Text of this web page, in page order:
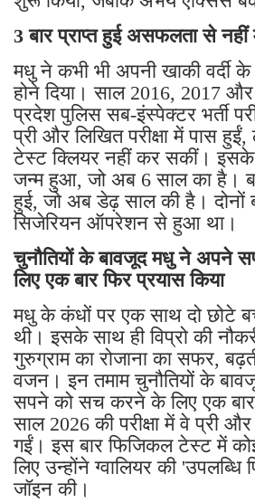
3 बार प्राप्त हुई असफलता से नहीं
मधु ने कभी भी अपनी खाकी वर्दी
होने दिया। साल 2016, 2017
प्रदेश पुलिस सब-इंस्पेक्टर भर्ती
प्री और लिखित परीक्षा में पास
टेस्ट क्लियर नहीं कर सकीं। इसके
जन्म हुआ, जो अब 6 साल का है।
हुई, जो अब डेढ़ साल की है। दोनों
सिजेरियन ऑपरेशन से हुआ था।
चुनौतियों के बावजूद मधु ने अपने
लिए एक बार फिर प्रयास किया
मधु के कंधों पर एक साथ दो छोटे
थी। इसके साथ ही विप्रो की
गुरुग्राम का रोजाना का सफर,
वजन। इन तमाम चुनौतियों के
सपने को सच करने के लिए एक बार
साल 2026 की परीक्षा में वे प्री
गईं। इस बार फिजिकल टेस्ट में
लिए उन्होंने ग्वालियर की
जॉइन की।